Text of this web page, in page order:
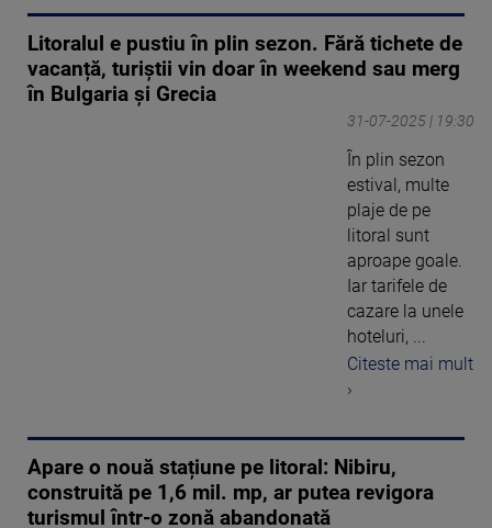
Litoralul e pustiu în plin sezon. Fără tichete de
vacanță, turiștii vin doar în weekend sau merg
în Bulgaria și Grecia
31-07-2025 | 19:30
În plin sezon
estival, multe
plaje de pe
litoral sunt
aproape goale.
Iar tarifele de
cazare la unele
hoteluri, ...
Citeste mai mult
›
Apare o nouă stațiune pe litoral: Nibiru,
construită pe 1,6 mil. mp, ar putea revigora
turismul într-o zonă abandonată